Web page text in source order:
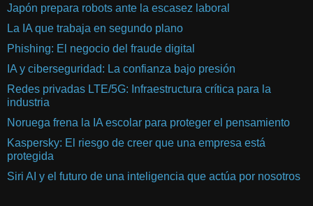
Japón prepara robots ante la escasez laboral
La IA que trabaja en segundo plano
Phishing: El negocio del fraude digital
IA y ciberseguridad: La confianza bajo presión
Redes privadas LTE/5G: Infraestructura crítica para la
industria
Noruega frena la IA escolar para proteger el pensamiento
Kaspersky: El riesgo de creer que una empresa está
protegida
Siri AI y el futuro de una inteligencia que actúa por nosotros